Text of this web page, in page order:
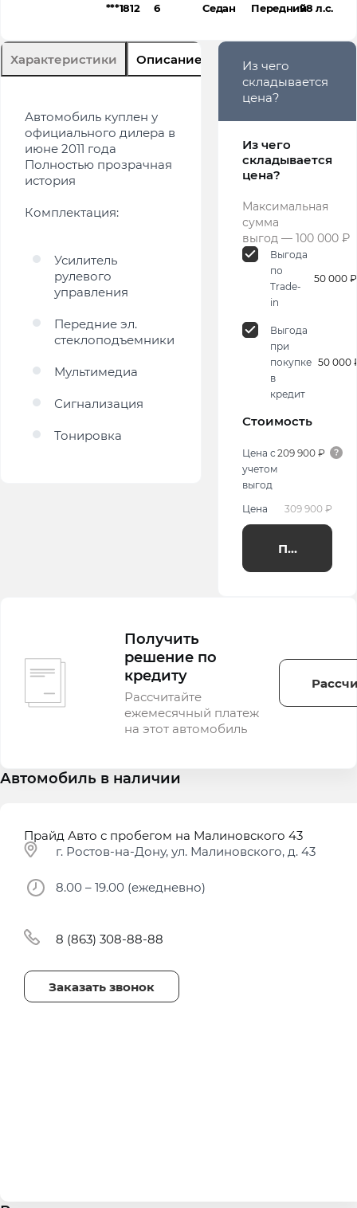
***1812 6 Седан Передний98 л.с.
Характеристики Описание
Автомобиль куплен у
официального дилера в
июне 2011 года
Полностью прозрачная
история
Комплектация:
Усилитель
рулевого
управления
Передние эл.
стеклоподъемники
Мультимедиа
Сигнализация
Тонировка
Из чего
складывается
цена?
Из чего
складывается
цена?
Максимальная
сумма
выгод — 100 000 ₽
Выгода
по
Trade-
in
50 000 ₽
Выгода
при
покупке
в
кредит
50 000
Стоимость
Цена с
учетом
выгод
209 900 ₽
Цена 309 900 ₽
Получить
Получить
решение по
кредиту
Рассчитайте
ежемесячный платеж
на этот автомобиль
Автомобиль в наличии
Прайд Авто с пробегом на Малиновского 43
г. Ростов-на-Дону, ул. Малиновского, д. 43
8.00 – 19.00 (ежедневно)
8 (863) 308-88-88
Заказать звонок